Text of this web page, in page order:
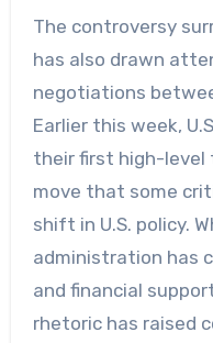
The controversy
has also drawn
negotiations
Earlier this week,
their first high-level
move that some
shift in U.S. policy.
administration has
and financial
rhetoric has raised